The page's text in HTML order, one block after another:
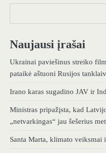
Naujausi įrašai
Ukrainai paviešinus streiko
pataikė aštuoni Rusijos
Irano karas sugadino JAV ir
Ministras pripažįsta, kad
„netvarkingas“ jau šešerius
Santa Marta, klimato